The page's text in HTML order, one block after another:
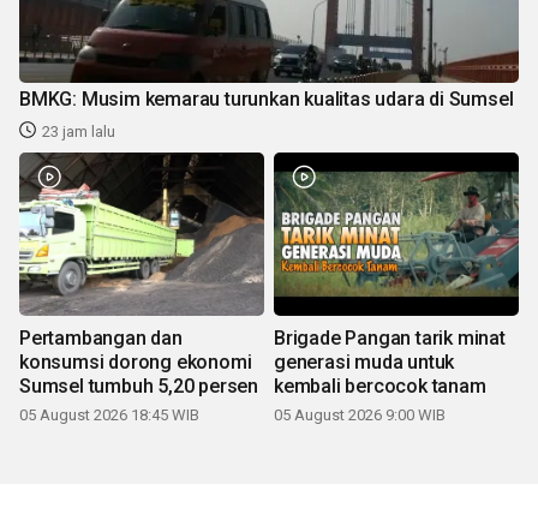
BMKG: Musim kemarau turunkan kualitas udara di Sumsel
23 jam lalu
Pertambangan dan
konsumsi dorong ekonomi
Sumsel tumbuh 5,20 persen
05 August 2026 18:45 WIB
Brigade Pangan tarik minat
generasi muda untuk
kembali bercocok tanam
05 August 2026 9:00 WIB